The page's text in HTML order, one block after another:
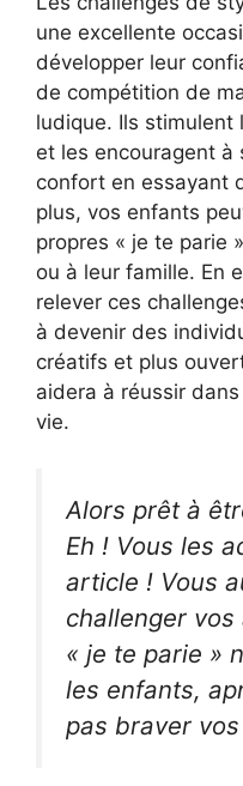
une excellente
développer leur
de compétition de
ludique. Ils stimulent
et les encouragent
confort en essayant
plus, vos enfants
propres « je te parie
ou à leur famille. En
relever ces
à devenir des
créatifs et plus
aidera à réussir
vie.
Alors prêt à
Eh ! Vous les
article ! Vous
challenger
« je te parie »
les enfants,
pas braver